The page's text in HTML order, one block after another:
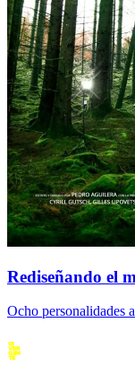
Rediseñando el
Ocho personalidades